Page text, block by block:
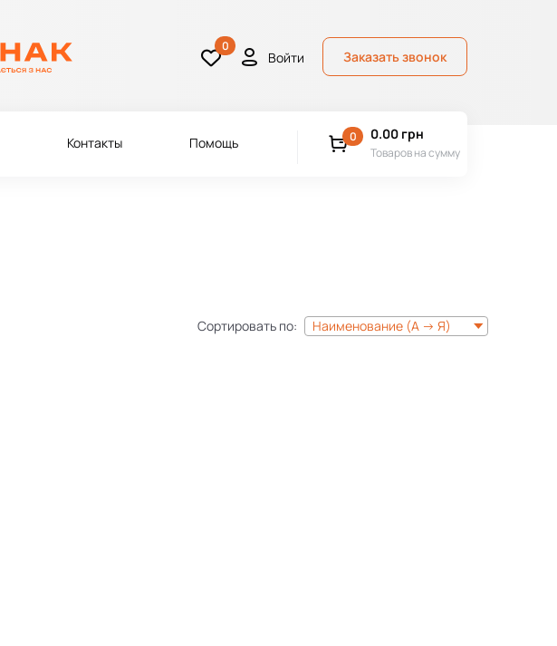
0
Войти Заказать звонок
Контакты Помощь 0 0.00 грн
Товаров на сумму
Сортировать по: Наименование (А -> Я)